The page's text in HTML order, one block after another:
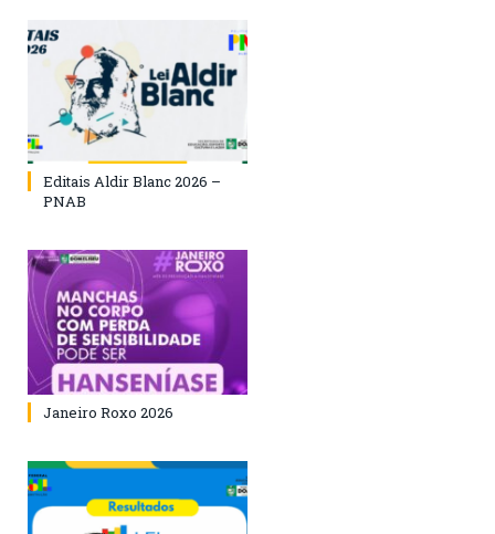
Editais Aldir Blanc 2026 –
PNAB
Janeiro Roxo 2026